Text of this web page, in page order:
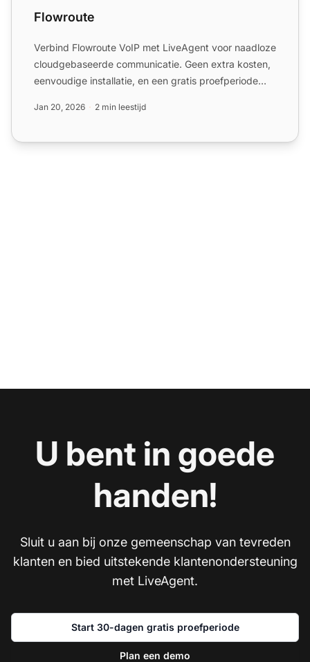
Flowroute
Verbind Flowroute VoIP met LiveAgent voor naadloze
cloudgebaseerde communicatie. Geen extra kosten,
eenvoudige installatie, en een gratis proefperiode
Jan 20, 2026 2 min leestijd
U bent in goede
handen!
Sluit u aan bij onze gemeenschap van tevreden
klanten en bied uitstekende klantenondersteuning
met LiveAgent.
Start 30-dagen gratis proefperiode
Plan een demo